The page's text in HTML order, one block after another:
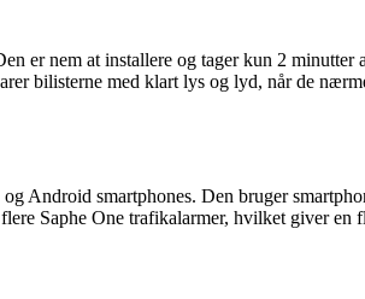
er nem at installere og tager kun 2
bilisterne med klart lys og lyd, når de
Android smartphones. Den bruger
Saphe One trafikalarmer, hvilket giver